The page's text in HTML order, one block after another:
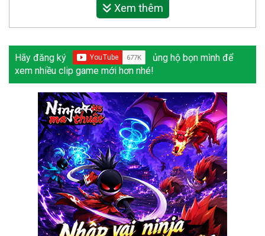
Xem thêm
Hãy đăng ký
ủng hộ bọn mình để
xem nhiều clip game mới hơn nhé!